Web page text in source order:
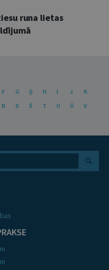
runa lietas
F G Ģ H I J
K
R S Š T U Ū
V